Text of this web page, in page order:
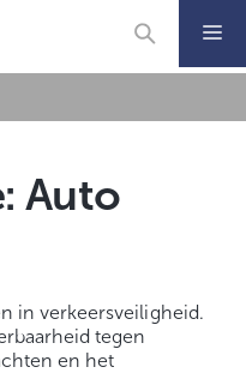
Auto
in verkeersveiligheid.
tegen
en het